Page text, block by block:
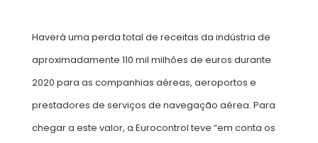
Haverá uma perda total de receitas da indústria de
aproximadamente 110 mil milhões de euros durante
2020 para as companhias aéreas, aeroportos e
prestadores de serviços de navegação aérea. Para
chegar a este valor, a Eurocontrol teve “em conta os